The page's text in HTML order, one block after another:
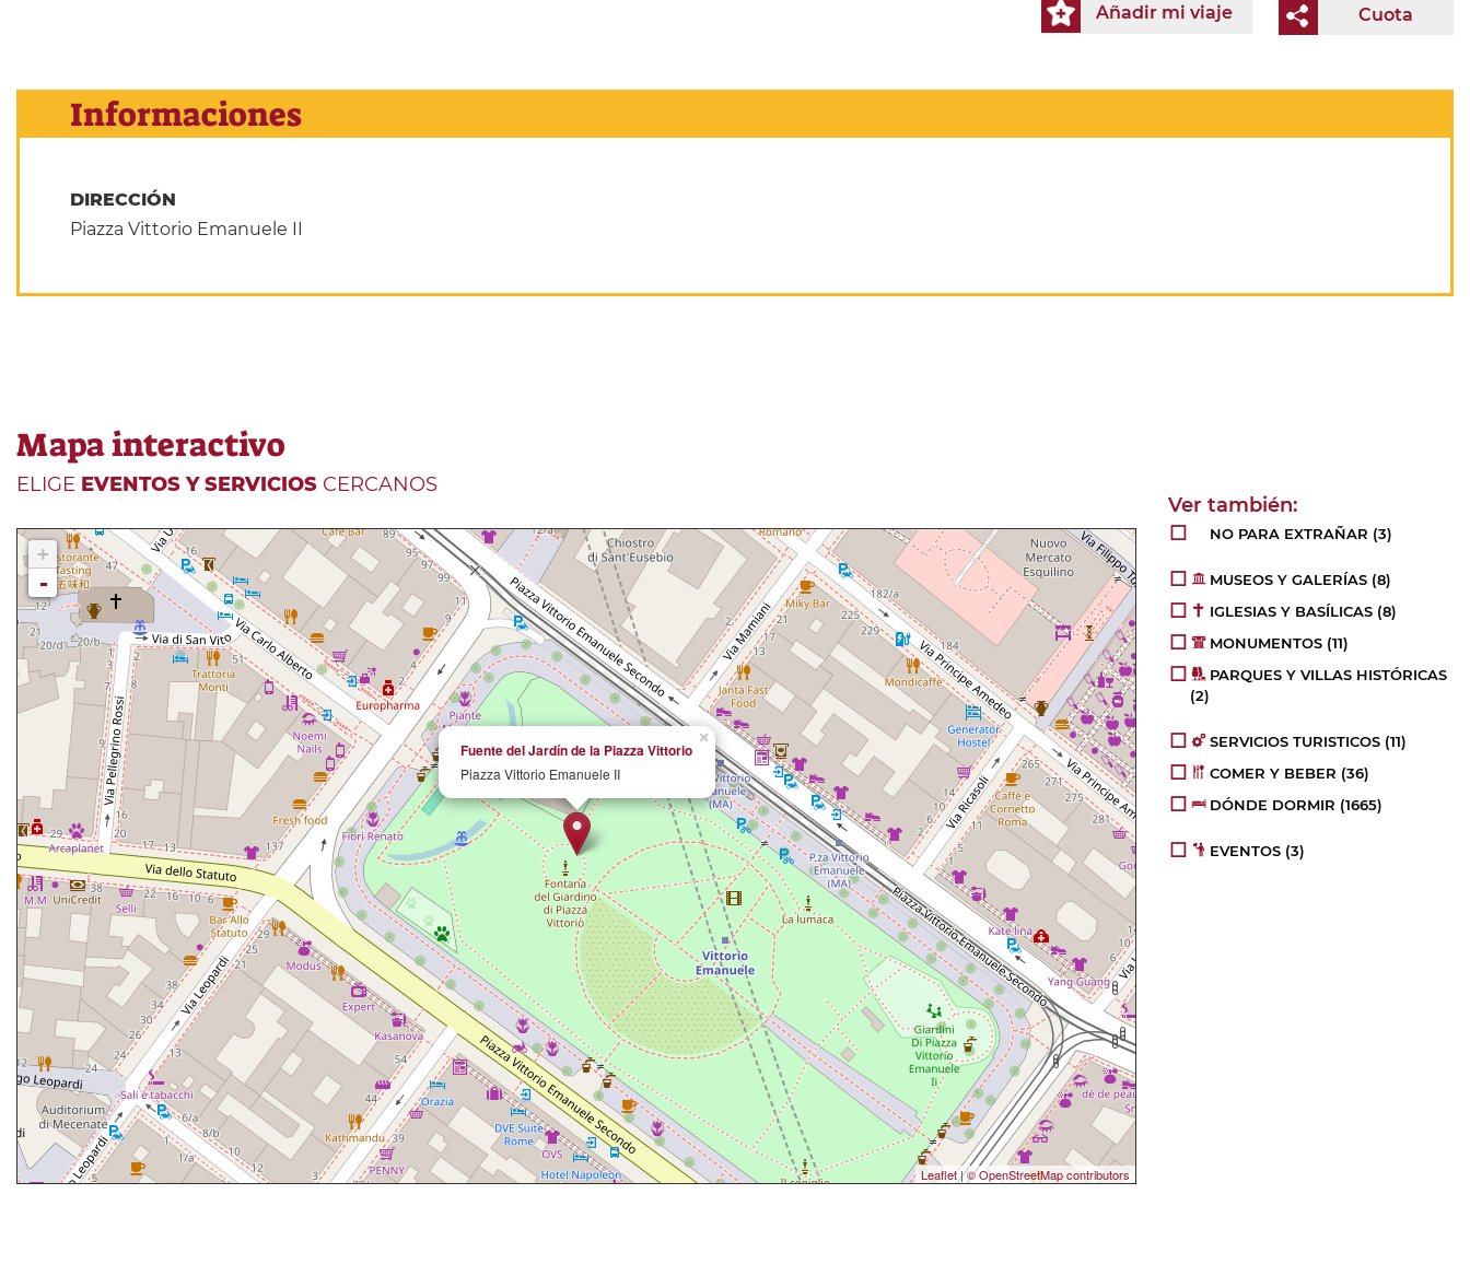
Cuota
Añadir mi viaje
Informaciones
DIRECCIÓN
Piazza Vittorio Emanuele II
Mapa interactivo
ELIGE EVENTOS Y SERVICIOS CERCANOS
×
Fuente del Jardín de la Piazza Vittorio
Piazza Vittorio Emanuele II
+
-
Leaflet|© OpenStreetMap contributors
NO PARA EXTRAÑAR (3)
MUSEOS Y GALERÍAS (8)
IGLESIAS Y BASÍLICAS (8)
MONUMENTOS (11)
PARQUES Y VILLAS HISTÓRICAS
(2)
SERVICIOS TURISTICOS (11)
COMER Y BEBER (36)
DÓNDE DORMIR (1665)
EVENTOS (3)